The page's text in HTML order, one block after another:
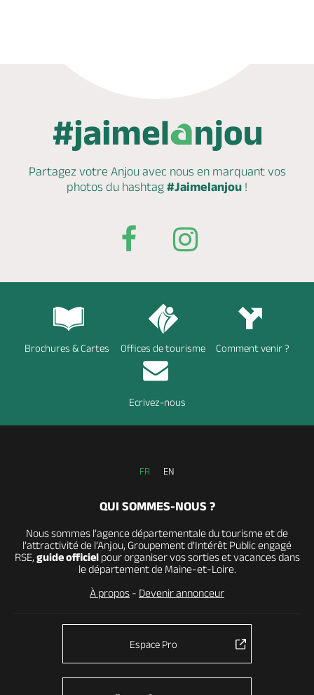
Partagez votre Anjou avec nous en marquantvos
photos du hashtag #Jaimelanjou !
Brochures & Cartes Offices de tourisme Comment venir ?
Ecrivez-nous
FR EN
QUI SOMMES-NOUS ?
Nous sommes l’agence départementale du tourisme et de
l’attractivité de l’Anjou, Groupement d’Intérêt Public engagé
RSE, guide officielpour organiser vos sorties et vacances dans
le département de Maine-et-Loire.
À propos - Devenir annonceur
Espace Pro